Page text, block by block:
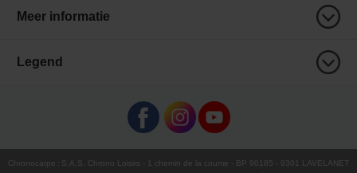
Meer informatie
Legend
Chronocarpe : S.A.S. Chrono Loisirs - 1 chemin de la coume - BP 90185 - 9301 LAVELANET